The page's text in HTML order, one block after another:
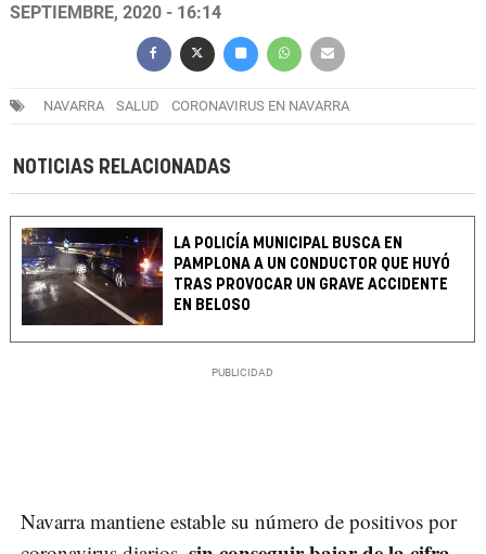
SEPTIEMBRE, 2020 - 16:14
NAVARRA SALUD CORONAVIRUS EN NAVARRA
NOTICIAS RELACIONADAS
LA POLICÍA MUNICIPAL BUSCA EN
PAMPLONA A UN CONDUCTOR QUE HUYÓ
TRAS PROVOCAR UN GRAVE ACCIDENTE
EN BELOSO
Navarra mantiene estable su número de positivos por